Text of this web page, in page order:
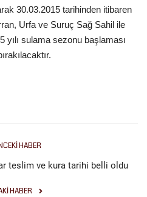
30.03.2015 tarihinden itibaren
Urfa ve Suruç Sağ Sahil ile
yılı sulama sezonu başlaması
HABER
teslim ve kura tarihi belli oldu
HABER